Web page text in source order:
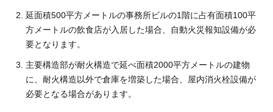
延面積500平方メートルの事務所ビルの1階に占有面積100平
方メートルの飲食店が入居した場合、自動火災報知設備が必
要となります。
主要構造部が耐火構造で延べ面積2000平方メートルの建物
に、耐火構造以外で倉庫を増築した場合、屋内消火栓設備が
必要となる場合があります。